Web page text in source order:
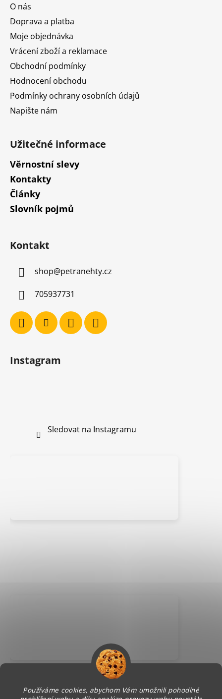
Používáme cookies, abychom Vám umožnili pohodlné
O nás
Doprava a platba
Moje objednávka
Vrácení zboží a reklamace
Obchodní podmínky
Hodnocení obchodu
Podmínky ochrany osobních údajů
Napište nám
Užitečné informace
Věrnostní slevy
Kontakty
Články
Slovník pojmů
Kontakt
shop@petranehty.cz
705937731
Instagram
Sledovat na Instagramu